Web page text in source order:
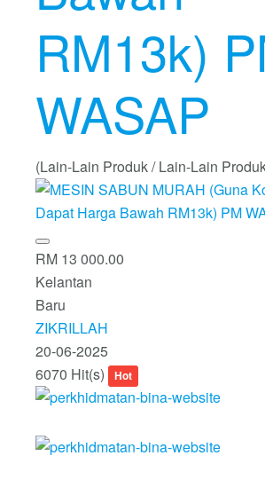
RM13k)
WASAP
(Lain-Lain Produk / Lain-Lain
RM 13 000.00
Kelantan
Baru
ZIKRILLAH
20-06-2025
6070 Hit(s)
Hot